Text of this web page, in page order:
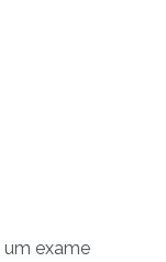
um exame